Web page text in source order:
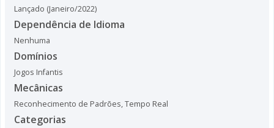
Lançado (Janeiro/2022)
Dependência de Idioma
Nenhuma
Domínios
Jogos Infantis
Mecânicas
Reconhecimento de Padrões,Tempo Real
Categorias